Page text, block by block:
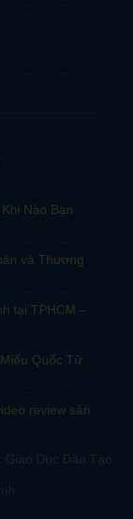
Nào Bạn
và Thương
tại TPHCM –
Quốc Tử
review sản
Dục Đào Tạo